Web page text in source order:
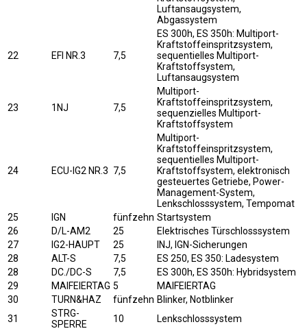
Luftansaugsystem,
Abgassystem
22 EFI NR.3 7,5
ES 300h, ES 350h: Multiport-
Kraftstoffeinspritzsystem,
sequentielles Multiport-
Kraftstoffsystem,
Luftansaugsystem
23 1NJ 7,5
Multiport-
Kraftstoffeinspritzsystem,
sequenzielles Multiport-
Kraftstoffsystem
24 ECU-IG2 NR.3 7,5
Multiport-
Kraftstoffeinspritzsystem,
sequentielles Multiport-
Kraftstoffsystem, elektronisch
gesteuertes Getriebe, Power-
Management-System,
Lenkschlosssystem, Tempomat
25
IGN fünfzehn Startsystem
26
D/L-AM2 25
Elektrisches Türschlosssystem
27
IG2-HAUPT 25
INJ, IGN-Sicherungen
28
ALT-S 7,5
ES 250, ES 350: Ladesystem
28
DC./DC-S 7,5
ES 300h, ES 350h: Hybridsystem
29
MAIFEIERTAG 5
MAIFEIERTAG
30
TURN&HAZ fünfzehn Blinker, Notblinker
31
STRG-
SPERRE
10
Lenkschlosssystem